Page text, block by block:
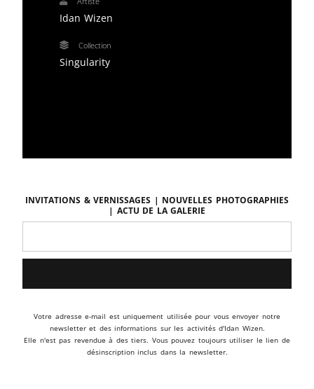
Idan Wizen
Collection
Singularity
Invitations & vernissages | Nouvelles photographies
| Actu de la galerie
Votre adresse e-mail est uniquement utilisée pour vous envoyer notre
newsletter et des informations sur les activités d'Idan Wizen.
Elle n'est pas revendue à des tiers. Vous pouvez toujours utiliser le lien de
désinscription inclus dans la newsletter.